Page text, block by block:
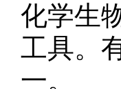
化学生
工具。
一。